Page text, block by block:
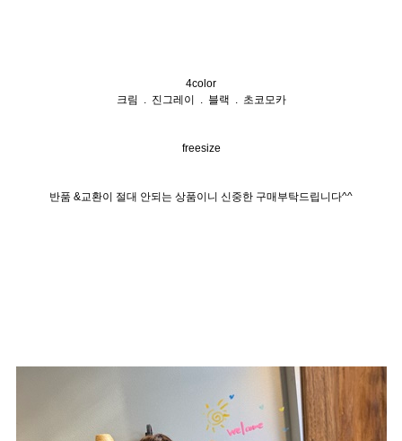
4color
크림 . 진그레이 . 블랙 . 초코모카
freesize
반품 &교환이 절대 안되는 상품이니 신중한 구매부탁드립니다^^